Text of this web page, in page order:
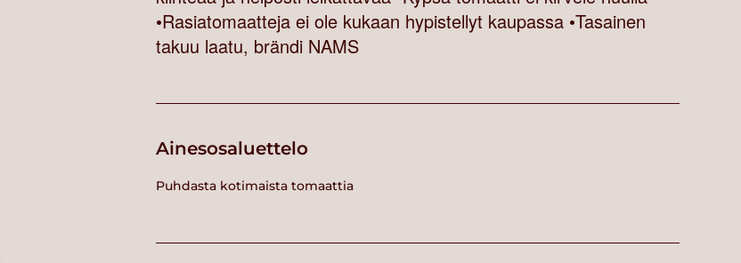
•Rasiatomaatteja ei ole kukaan hypistellyt kaupassa •Tasainen
takuu laatu, brändi NAMS
Ainesosaluettelo
Puhdasta kotimaista tomaattia